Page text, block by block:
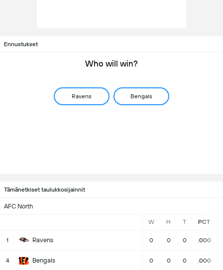
Ennustukset
Who will win?
Ravens Bengals
Tämänetkiset taulukkosijainnit
AFC North
W H T PCT
1 Ravens 0 0 0 .000
4 Bengals 0 0 0 .000